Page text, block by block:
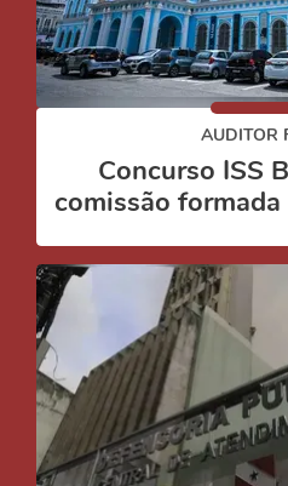
AUDITOR
Concurso ISS
comissão